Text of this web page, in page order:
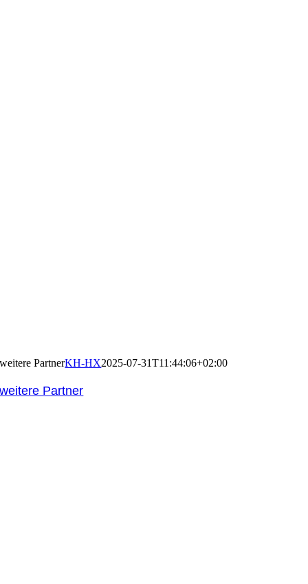
weitere PartnerKH-HX2025-07-31T11:44:06+02:00
weitere Partner